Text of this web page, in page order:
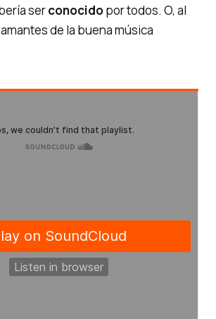
serconocidopor todos. O, al
de la buena música